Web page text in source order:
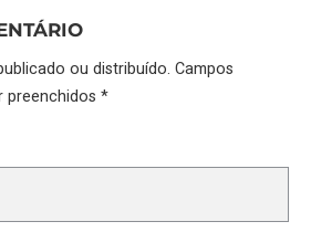
ou distribuído. Campos
preenchidos *